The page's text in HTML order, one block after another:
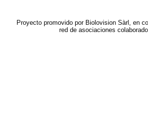
Proyecto promovido por Biolovision Sàrl, en
red de asociaciones